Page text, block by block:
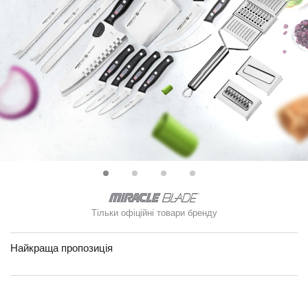
Тільки офіційні товари бренду
Найкраща пропозиція